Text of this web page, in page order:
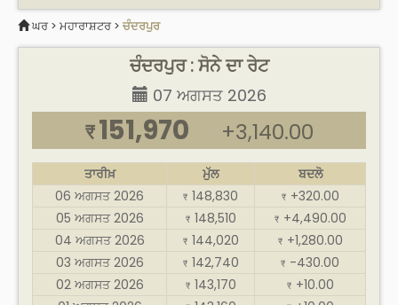
ਘਰ > ਮਹਾਰਾਸ਼ਟਰ > ਚੰਦਰਪੁਰ
ਚੰਦਰਪੁਰ : ਸੋਨੇ ਦਾ ਰੇਟ
07 ਅਗਸਤ 2026
₹ 151,970 +3,140.00
ਤਾਰੀਖ਼ ਮੁੱਲ
ਬਦਲੋ
06 ਅਗਸਤ 2026
₹ 148,830 ₹ +320.00
05 ਅਗਸਤ 2026
₹ 148,510 ₹ +4,490.00
04 ਅਗਸਤ 2026
₹ 144,020 ₹ +1,280.00
03 ਅਗਸਤ 2026
₹ 142,740 ₹ -430.00
02 ਅਗਸਤ 2026
₹ 143,170 ₹ +10.00